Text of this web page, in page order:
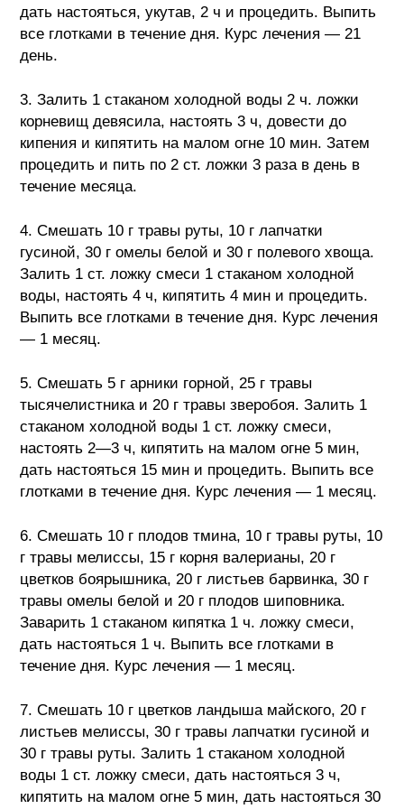
дать настояться, укутав, 2 ч и процедить. Выпить
все глотками в течение дня. Курс лечения — 21
день.
3. Залить 1 стаканом холодной воды 2 ч. ложки
корневищ девясила, настоять 3 ч, довести до
кипения и кипятить на малом огне 10 мин. Затем
процедить и пить по 2 ст. ложки 3 раза в день в
течение месяца.
4. Смешать 10 г травы руты, 10 г лапчатки
гусиной, 30 г омелы белой и 30 г полевого хвоща.
Залить 1 ст. ложку смеси 1 стаканом холодной
воды, настоять 4 ч, кипятить 4 мин и процедить.
Выпить все глотками в течение дня. Курс лечения
— 1 месяц.
5. Смешать 5 г арники горной, 25 г травы
тысячелистника и 20 г травы зверобоя. Залить 1
стаканом холодной воды 1 ст. ложку смеси,
настоять 2—3 ч, кипятить на малом огне 5 мин,
дать настояться 15 мин и процедить. Выпить все
глотками в течение дня. Курс лечения — 1 месяц.
6. Смешать 10 г плодов тмина, 10 г травы руты, 10
г травы мелиссы, 15 г корня валерианы, 20 г
цветков боярышника, 20 г листьев барвинка, 30 г
травы омелы белой и 20 г плодов шиповника.
Заварить 1 стаканом кипятка 1 ч. ложку смеси,
дать настояться 1 ч. Выпить все глотками в
течение дня. Курс лечения — 1 месяц.
7. Смешать 10 г цветков ландыша майского, 20 г
листьев мелиссы, 30 г травы лапчатки гусиной и
30 г травы руты. Залить 1 стаканом холодной
воды 1 ст. ложку смеси, дать настояться 3 ч,
кипятить на малом огне 5 мин, дать настояться 30